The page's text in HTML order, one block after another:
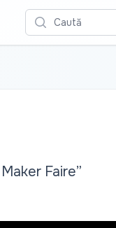
Caută
Faire”